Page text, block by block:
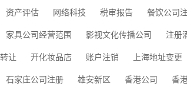
资产评估 网络科技 税审报告 餐饮公司
家具公司经营范围 影视文化传播公司 注册
让 开化妆品店 账户注销 上海地址变更
石家庄公司注册 雄安新区 香港公司 香